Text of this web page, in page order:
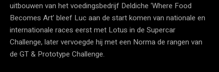
uitbouwen van het voedingsbedrijf Deldiche ‘Where Food
Becomes Art’ bleef Luc aan de start komen van nationale en
internationale races eerst met Lotus in de Supercar
Challenge, later vervoegde hij met een Norma de rangen van
de GT & Prototype Challenge.